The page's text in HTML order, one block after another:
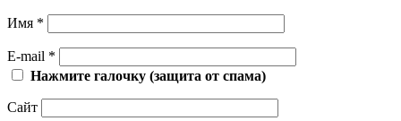
Имя *
E-mail *
Нажмите галочку (защита от спама)
Сайт